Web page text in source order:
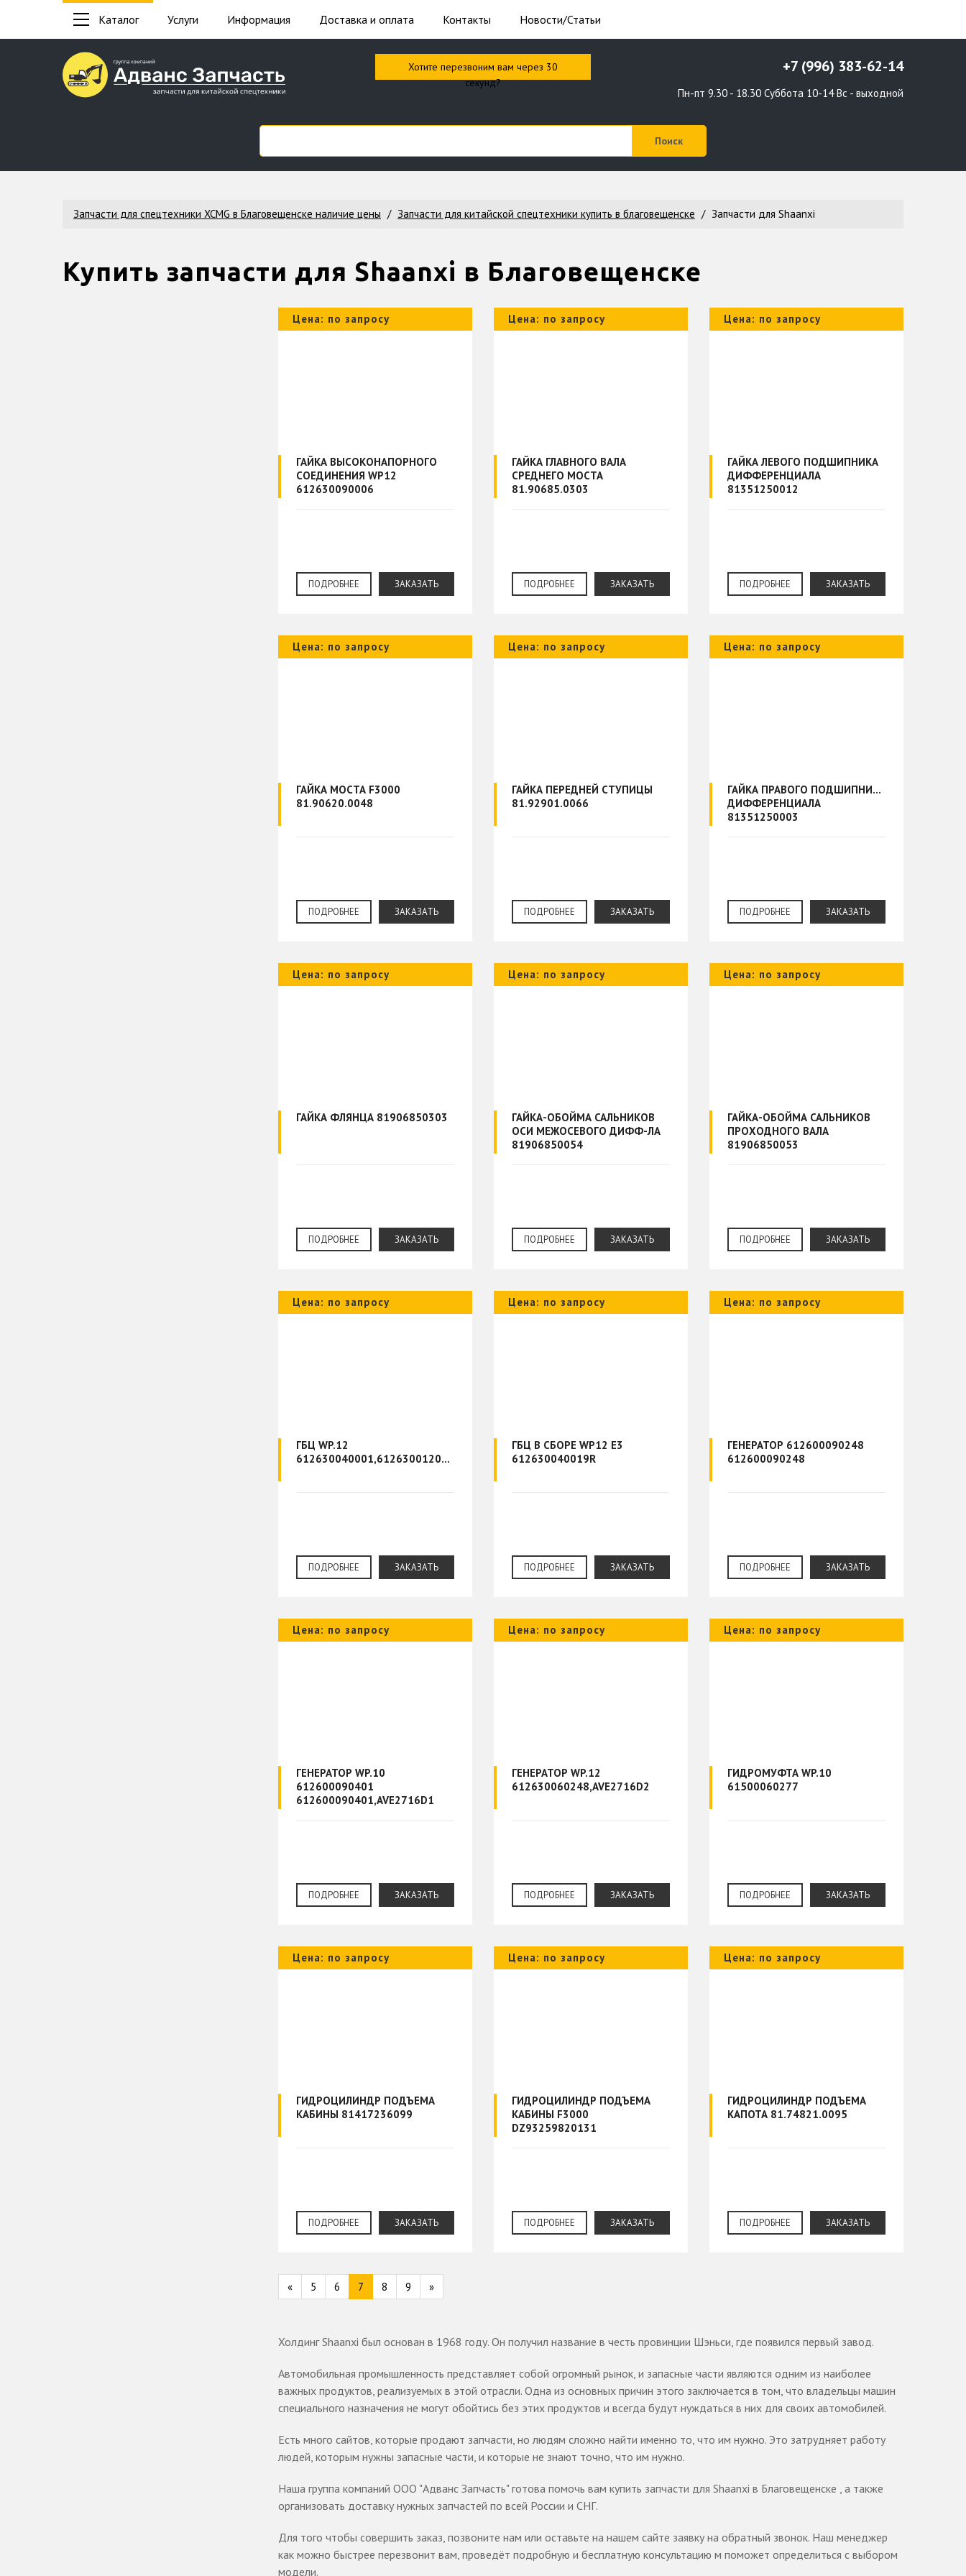
Каталог Услуги Информация Доставка и оплата Контакты Новости/Статьи
Хотите перезвоним вам через 30
секунд?
+7 (996) 383-62-14
Пн-пт 9.30 - 18.30 Суббота 10-14 Вс - выходной
Запчасти для спецтехники XCMG в Благовещенске наличие цены Запчасти для китайской спецтехники купить в благовещенске Запчасти для Shaanxi
Купить запчасти для Shaanxi в Благовещенске
Цена: по запросу
ГАЙКА ВЫСОКОНАПОРНОГО
СОЕДИНЕНИЯ WP12
612630090006
ПОДРОБНЕЕ ЗАКАЗАТЬ
Цена: по запросу
ГАЙКА ГЛАВНОГО ВАЛА
СРЕДНЕГО МОСТА
81.90685.0303
ПОДРОБНЕЕ ЗАКАЗАТЬ
Цена: по запросу
ГАЙКА ЛЕВОГО ПОДШИПНИКА
ДИФФЕРЕНЦИАЛА
81351250012
ПОДРОБНЕЕ ЗАКАЗАТЬ
Цена: по запросу
ГАЙКА МОСТА F3000
81.90620.0048
ПОДРОБНЕЕ ЗАКАЗАТЬ
Цена: по запросу
ГАЙКА ПЕРЕДНЕЙ СТУПИЦЫ
81.92901.0066
ПОДРОБНЕЕ ЗАКАЗАТЬ
Цена: по запросу
ГАЙКА ПРАВОГО ПОДШИПНИКА
ДИФФЕРЕНЦИАЛА
81351250003
ПОДРОБНЕЕ ЗАКАЗАТЬ
Цена: по запросу
ГАЙКА ФЛЯНЦА 81906850303
ПОДРОБНЕЕ ЗАКАЗАТЬ
Цена: по запросу
ГАЙКА-ОБОЙМА САЛЬНИКОВ
ОСИ МЕЖОСЕВОГО ДИФФ-ЛА
81906850054
ПОДРОБНЕЕ ЗАКАЗАТЬ
Цена: по запросу
ГАЙКА-ОБОЙМА САЛЬНИКОВ
ПРОХОДНОГО ВАЛА
81906850053
ПОДРОБНЕЕ ЗАКАЗАТЬ
Цена: по запросу
ГБЦ WP.12
612630040001,6126300120809
ПОДРОБНЕЕ ЗАКАЗАТЬ
Цена: по запросу
ГБЦ В СБОРЕ WP12 Е3
612630040019R
ПОДРОБНЕЕ ЗАКАЗАТЬ
Цена: по запросу
ГЕНЕРАТОР 612600090248
612600090248
ПОДРОБНЕЕ ЗАКАЗАТЬ
Цена: по запросу
ГЕНЕРАТОР WP.10
612600090401
612600090401,AVE2716D1
ПОДРОБНЕЕ ЗАКАЗАТЬ
Цена: по запросу
ГЕНЕРАТОР WP.12
612630060248,AVE2716D2
ПОДРОБНЕЕ ЗАКАЗАТЬ
Цена: по запросу
ГИДРОМУФТА WP.10
61500060277
ПОДРОБНЕЕ ЗАКАЗАТЬ
Цена: по запросу
ГИДРОЦИЛИНДР ПОДЪЕМА
КАБИНЫ 81417236099
ПОДРОБНЕЕ ЗАКАЗАТЬ
Цена: по запросу
ГИДРОЦИЛИНДР ПОДЪЕМА
КАБИНЫ F3000
DZ93259820131
ПОДРОБНЕЕ ЗАКАЗАТЬ
Цена: по запросу
ГИДРОЦИЛИНДР ПОДЪЕМА
КАПОТА 81.74821.0095
ПОДРОБНЕЕ ЗАКАЗАТЬ
« 5 6 7 8 9 »
Холдинг Shaanxi был основан в 1968 году. Он получил название в честь провинции Шэньси, где появился первый завод.
Автомобильная промышленность представляет собой огромный рынок, и запасные части являются одним из наиболее
важных продуктов, реализуемых в этой отрасли. Одна из основных причин этого заключается в том, что владельцы машин
специального назначения не могут обойтись без этих продуктов и всегда будут нуждаться в них для своих автомобилей.
Есть много сайтов, которые продают запчасти, но людям сложно найти именно то, что им нужно. Это затрудняет работу
людей, которым нужны запасные части, и которые не знают точно, что им нужно.
Наша группа компаний ООО "Адванс Запчасть" готова помочь вам купить запчасти для Shaanxi в Благовещенске , а также
организовать доставку нужных запчастей по всей России и СНГ.
Для того чтобы совершить заказ, позвоните нам или оставьте на нашем сайте заявку на обратный звонок. Наш менеджер
как можно быстрее перезвонит вам, проведёт подробную и бесплатную консультацию м поможет определиться с выбором
модели.